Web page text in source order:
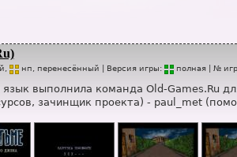
нп , перенесённый | Версия игры: полная | №
выполнила команда Old-Games.Ru
зачинщик проекта) - paul_met